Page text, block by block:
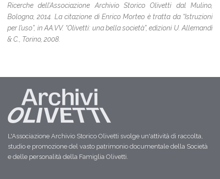
Ricerche dell’Associazione Archivio Storico Olivetti dal Mulino,
Bologna, 2014. La citazione di Enrico Morteo è tratta da “Istruzioni
per l’uso”, in AA.VV. “Olivetti: una bella società”, edizioni U. Allemandi
& C., Torino, 2008.
L'Associazione Archivio Storico Olivetti svolge un'attività di raccolta,
studio e promozione del vasto patrimonio documentale della Società
e delle personalità della Famiglia Olivetti.